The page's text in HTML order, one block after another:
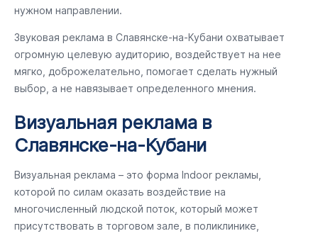
нужном направлении.
Звуковая реклама в Славянске-на-Кубани охватывает
огромную целевую аудиторию, воздействует на нее
мягко, доброжелательно, помогает сделать нужный
выбор, а не навязывает определенного мнения.
Визуальная реклама в
Славянске-на-Кубани
Визуальная реклама – это форма Indoor рекламы,
которой по силам оказать воздействие на
многочисленный людской поток, который может
присутствовать в торговом зале, в поликлинике,